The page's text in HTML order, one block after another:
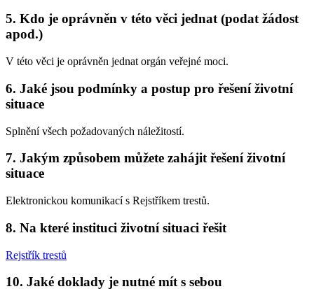
5. Kdo je oprávněn v této věci jednat (podat žádost
apod.)
V této věci je oprávněn jednat orgán veřejné moci.
6. Jaké jsou podmínky a postup pro řešení životní
situace
Splnění všech požadovaných náležitostí.
7. Jakým způsobem můžete zahájit řešení životní
situace
Elektronickou komunikací s Rejstříkem trestů.
8. Na které instituci životní situaci řešit
Rejstřík trestů
10. Jaké doklady je nutné mít s sebou